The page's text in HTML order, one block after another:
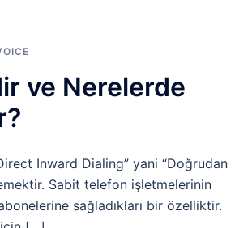
ve Nerelerde
Inward Dialing” yani “Doğrudan
Sabit telefon işletmelerinin
sağladıkları bir özelliktir.